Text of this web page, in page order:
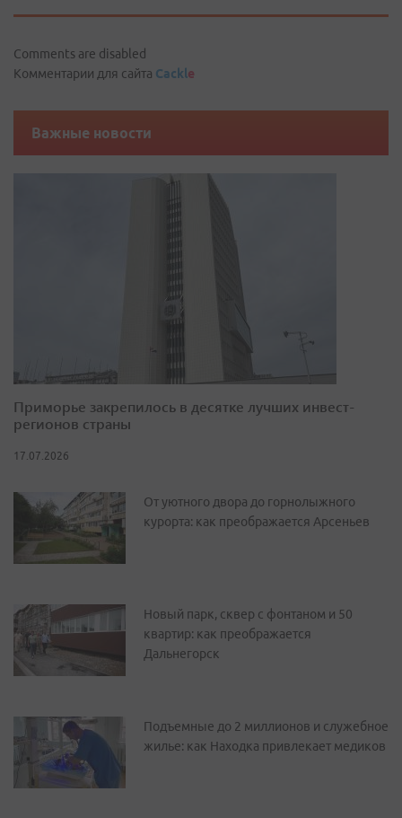
Comments are disabled
Комментарии для сайта Cackle
Важные новости
Приморье закрепилось в десятке лучших инвест-
регионов страны
17.07.2026
От уютного двора до горнолыжного
курорта: как преображается Арсеньев
Новый парк, сквер с фонтаном и 50
квартир: как преображается
Дальнегорск
Подъемные до 2 миллионов и служебное
жилье: как Находка привлекает медиков